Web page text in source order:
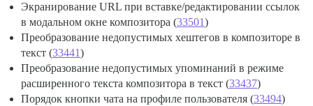
Экранирование URL при вставке/редактировании ссылок
в модальном окне композитора (33501)
Преобразование недопустимых хештегов в композиторе в
текст (33441)
Преобразование недопустимых упоминаний в режиме
расширенного текста композитора в текст (33437)
Порядок кнопки чата на профиле пользователя (33494)